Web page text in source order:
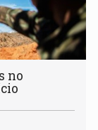
no